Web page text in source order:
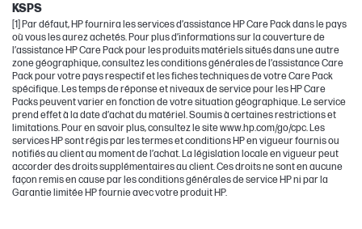
KSPS
[1] Par défaut, HP fournira les services d’assistance HP Care Pack dans le pays
où vous les aurez achetés. Pour plus d’informations sur la couverture de
l’assistance HP Care Pack pour les produits matériels situés dans une autre
zone géographique, consultez les conditions générales de l’assistance Care
Pack pour votre pays respectif et les fiches techniques de votre Care Pack
spécifique. Les temps de réponse et niveaux de service pour les HP Care
Packs peuvent varier en fonction de votre situation géographique. Le service
prend effet à la date d’achat du matériel. Soumis à certaines restrictions et
limitations. Pour en savoir plus, consultez le site www.hp.com/go/cpc. Les
services HP sont régis par les termes et conditions HP en vigueur fournis ou
notifiés au client au moment de l’achat. La législation locale en vigueur peut
accorder des droits supplémentaires au client. Ces droits ne sont en aucune
façon remis en cause par les conditions générales de service HP ni par la
Garantie limitée HP fournie avec votre produit HP.